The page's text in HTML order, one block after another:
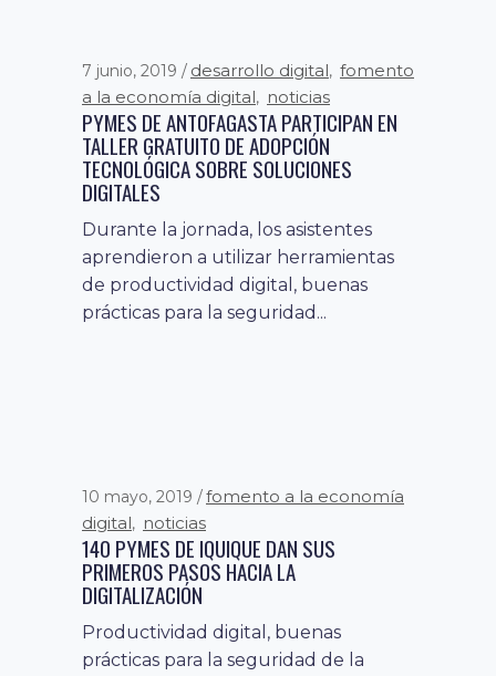
7 junio, 2019 desarrollo digital, fomento
a la economía digital, noticias
PYMES DE ANTOFAGASTA PARTICIPAN EN
TALLER GRATUITO DE ADOPCIÓN
TECNOLÓGICA SOBRE SOLUCIONES
DIGITALES
Durante la jornada, los asistentes
aprendieron a utilizar herramientas
de productividad digital, buenas
prácticas para la seguridad...
10 mayo, 2019
fomento a la economía
digital, noticias
140 PYMES DE IQUIQUE DAN SUS
PRIMEROS PASOS HACIA LA
DIGITALIZACIÓN
Productividad digital, buenas
prácticas para la seguridad de la